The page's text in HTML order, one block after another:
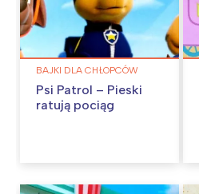
BAJKI DLA CHŁOPCÓW
Psi Patrol – Pieski
ratują pociąg